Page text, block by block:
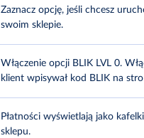
Zaznacz opcję, jeśli chcesz
swoim sklepie.
Włączenie opcji BLIK LVL 0.
klient wpisywał kod BLIK na
Płatności wyświetlają jako
sklepu.